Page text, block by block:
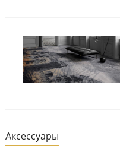
Аксессуары